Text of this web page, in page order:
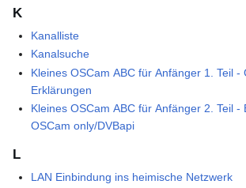
K
Kanalliste
Kanalsuche
Kleines OSCam ABC für Anfänger 1. Teil -
Erklärungen
Kleines OSCam ABC für Anfänger 2. Teil -
OSCam only/DVBapi
L
LAN Einbindung ins heimische Netzwerk